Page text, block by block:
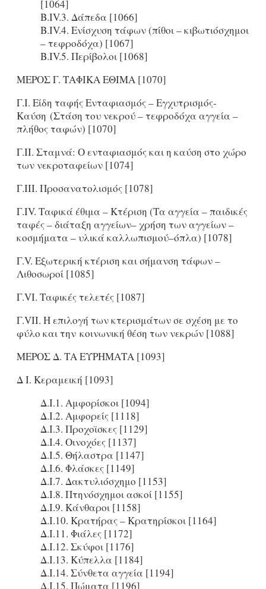
[1064]
B.IV.3. Δάπεδα [1066]
B.IV.4. Eνίσχυση τάφων (πίθοι – κιβωτιόσχημοι
– τεφροδόχα) [1067]
B.IV.5. Περίβολοι [1068]
ΜΕΡΟΣ Γ. ΤΑΦΙΚΑ ΕΘΙΜΑ [1070]
Γ.I. Είδη ταφής Ενταφιασμός – Εγχυτρισμός-
Καύση (Στάση του νεκρού – τεφροδόχα αγγεία –
πλήθος ταφών) [1070]
Γ.ΙΙ. Σταμνά: Ο ενταφιασμός και η καύση στο χώρο
των νεκροταφείων [1074]
Γ.ΙΙΙ. Προσανατολισμός [1078]
Γ.ΙV. Ταφικά έθιμα – Κτέριση (Τα αγγεία – παιδικές
ταφές – διάταξη αγγείων– χρήση των αγγείων –
κοσμήματα – υλικά καλλωπισμού–όπλα) [1078]
Γ.V. Εξωτερική κτέριση και σήμανση τάφων –
Λιθοσωροί [1085]
Γ.VI. Ταφικές τελετές [1087]
Γ.VII. Η επιλογή των κτερισμάτων σε σχέση με το
φύλο και την κοινωνική θέση των νεκρών [1088]
ΜΕΡΟΣ Δ. ΤΑ ΕΥΡΗΜΑΤΑ [1093]
Δ I. Κεραμεική [1093]
Δ.Ι.1. Αμφορίσκοι [1094]
Δ.Ι.2. Αμφορείς [1118]
Δ.Ι.3. Προχοϊσκες [1129]
Δ.Ι.4. Οινοχόες [1137]
Δ.Ι.5. Θήλαστρα [1147]
Δ.Ι.6. Φλάσκες [1149]
Δ.Ι.7. Δακτυλιόσχημο [1153]
Δ.Ι.8. Πτηνόσχημοι ασκοί [1155]
Δ.Ι.9. Κάνθαροι [1158]
Δ.Ι.10. Κρατήρας – Κρατηρίσκοι [1164]
Δ.Ι.11. Φιάλες [1172]
Δ.Ι.12. Σκύφοι [1176]
Δ.Ι.13. Κύπελλα [1184]
Δ.Ι.14. Σύνθετα αγγεία [1194]
Δ.Ι.15. Πώματα [1196]